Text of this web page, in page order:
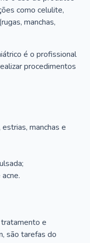
como celulite,
manchas,
é o profissional
procedimentos
manchas e
e
são tarefas do